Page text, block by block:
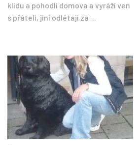
klidu a pohodlí domova a vyráží ven
s přáteli, jiní odlétají za ...